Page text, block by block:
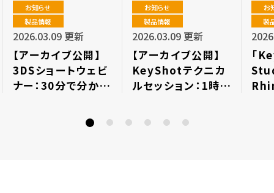
お知らせ
製品情報
2026.03.09 更新
【アーカイブ公開】
3DSショートウェビ
ナー：30分で分か
お知らせ
製品情報
2026.03.09 更新
【アーカイブ公開】
KeyShotテクニカ
ルセッション：1時間
アルグラフの詳細
お
製
「